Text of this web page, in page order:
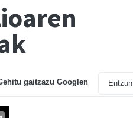
gaitzazu Googlen Entzun